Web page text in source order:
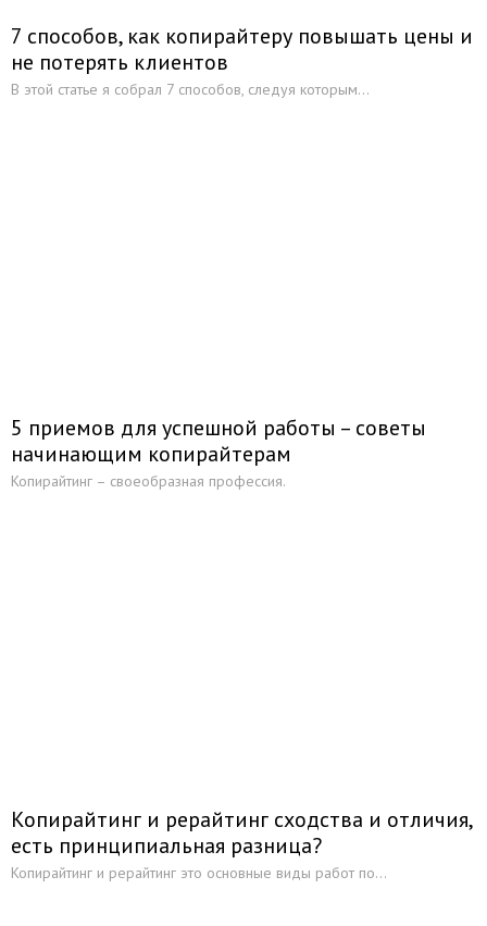
7 способов, как копирайтеру повышать цены и
не потерять клиентов
В этой статье я собрал 7 способов, следуя которым...
5 приемов для успешной работы – советы
начинающим копирайтерам
Копирайтинг – своеобразная профессия.
Копирайтинг и рерайтинг сходства и отличия,
есть принципиальная разница?
Копирайтинг и рерайтинг это основные виды работ по...